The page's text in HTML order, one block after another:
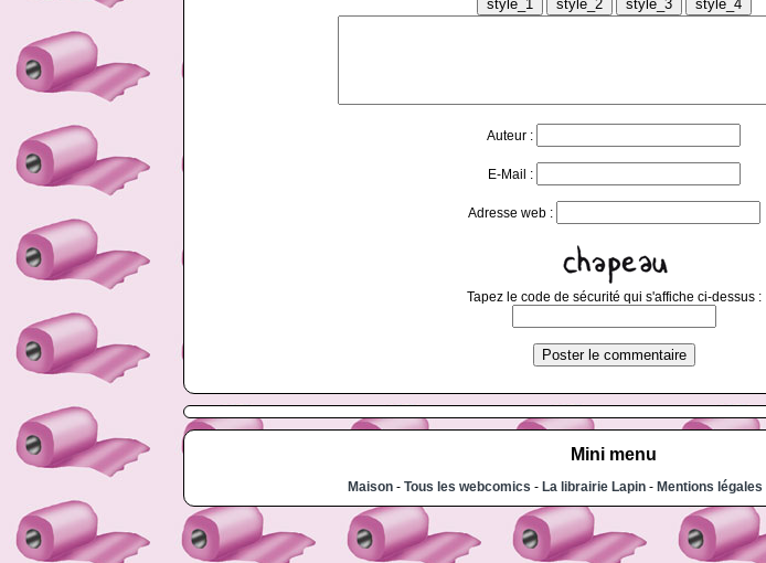
Auteur :
E-Mail :
Adresse web :
Tapez le code de sécurité qui s'affiche ci-dessus :
Mini menu
Maison- Tous les webcomics - La librairie Lapin- Mentions légales